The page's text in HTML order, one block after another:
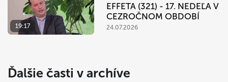
19:17
EFFETA (321) - 17. NEDEĽA V
CEZROČNOM OBDOBÍ
24.07.2026
Ďalšie časti v archíve